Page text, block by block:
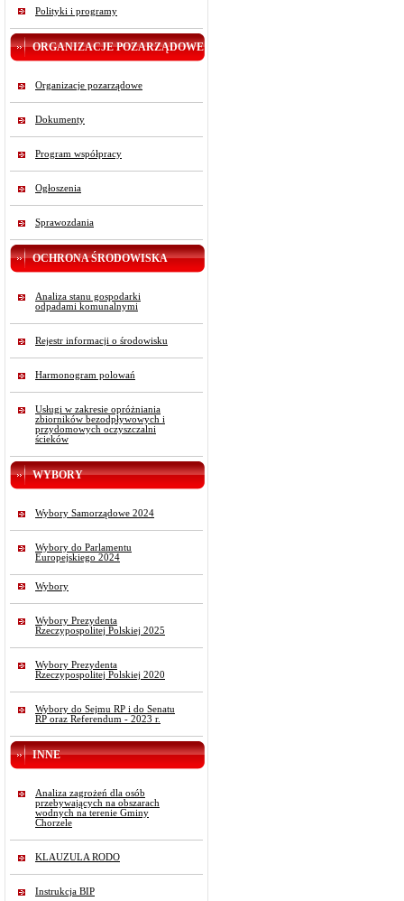
Polityki i programy
ORGANIZACJE POZARZĄDOWE
Organizacje pozarządowe
Dokumenty
Program współpracy
Ogłoszenia
Sprawozdania
OCHRONA ŚRODOWISKA
Analiza stanu gospodarki
odpadami komunalnymi
Rejestr informacji o środowisku
Harmonogram polowań
Usługi w zakresie opróżniania
zbiorników bezodpływowych i
przydomowych oczyszczalni
ścieków
WYBORY
Wybory Samorządowe 2024
Wybory do Parlamentu
Europejskiego 2024
Wybory
Wybory Prezydenta
Rzeczypospolitej Polskiej 2025
Wybory Prezydenta
Rzeczypospolitej Polskiej 2020
Wybory do Sejmu RP i do Senatu
RP oraz Referendum - 2023 r.
INNE
Analiza zagrożeń dla osób
przebywających na obszarach
wodnych na terenie Gminy
Chorzele
KLAUZULA RODO
Instrukcja BIP